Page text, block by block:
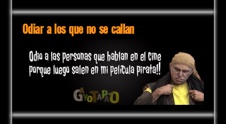
Odiar a los que no se callan